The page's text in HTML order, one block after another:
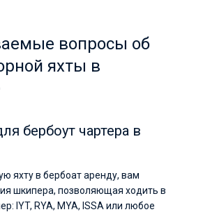
вопросы об
яхты в
бербоут чартера в
яхту в бербоат аренду, вам
шкипера, позволяющая ходить в
IYT, RYA, MYA, ISSA или любое